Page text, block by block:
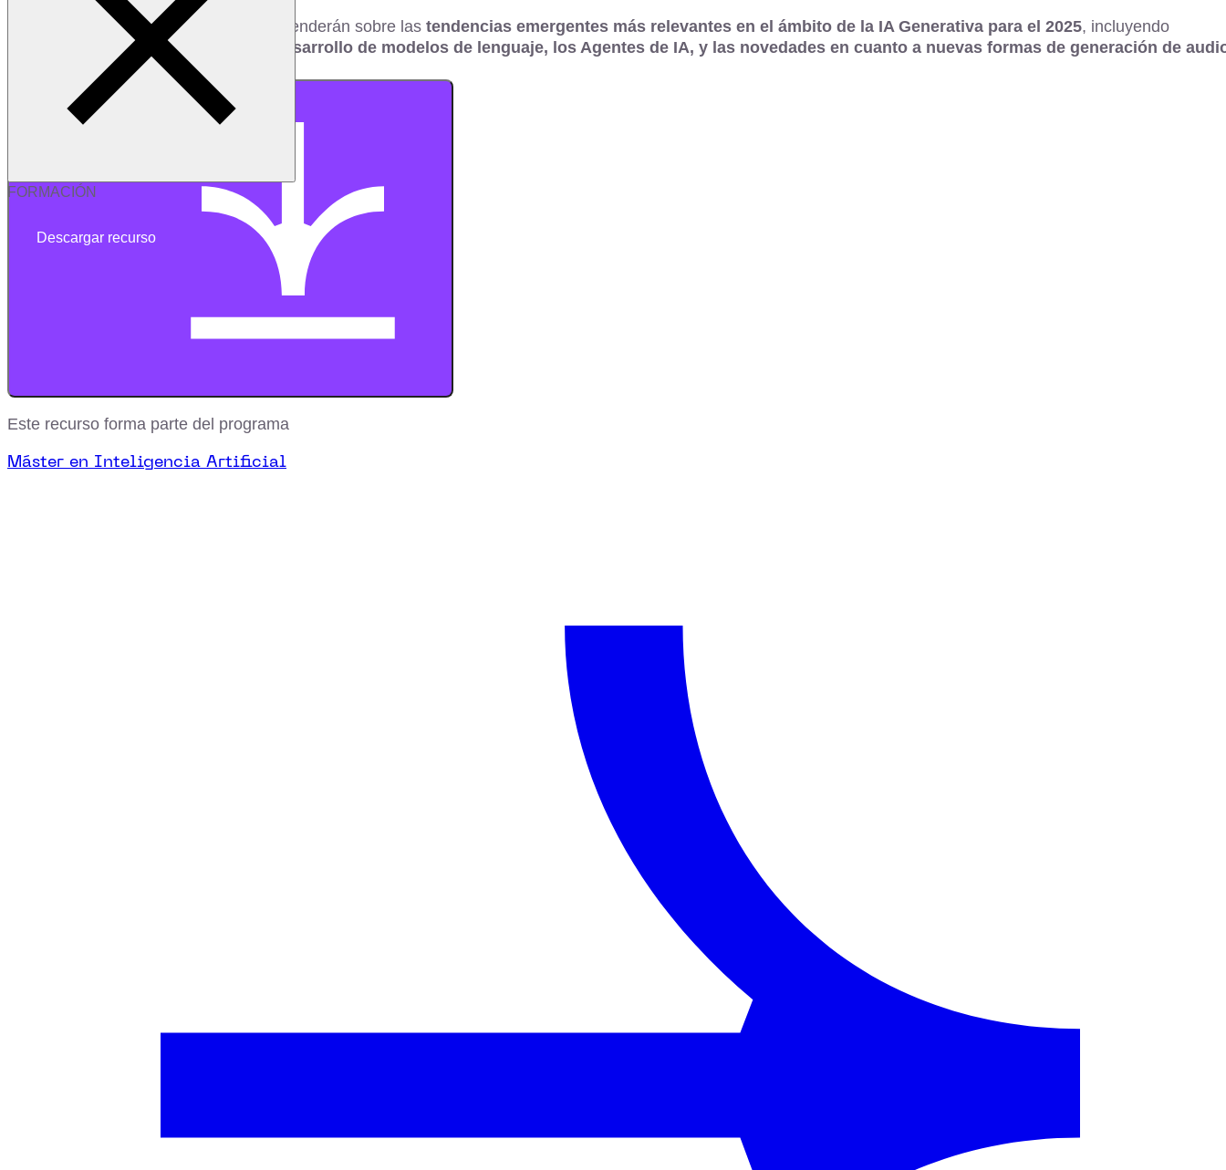
FORMACIÓN
Durante esta sesión, los asistentes aprenderán sobre las tendencias emergentes más relevantes en el ámbito de la IA Generativa para el 2025, incluyendo
avance en la automatización, el desarrollo de modelos de lenguaje, los Agentes de IA, y las novedades en cuanto a nuevas formas de generación de
Descargar recurso
Este recurso forma parte del programa
Máster en Inteligencia Artificial